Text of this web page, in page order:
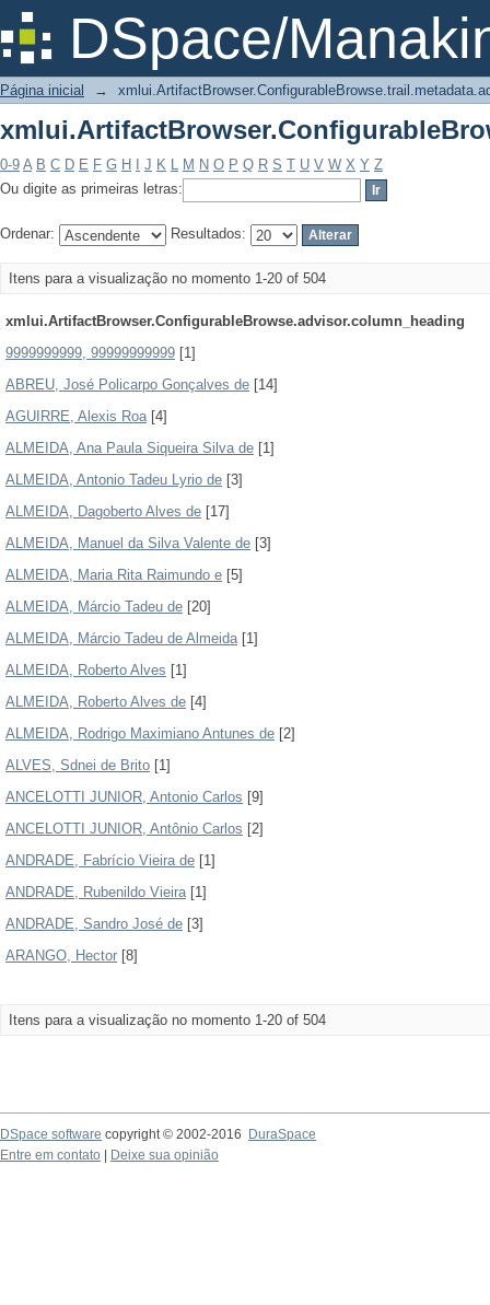
DSpace/
Página inicial →
0-9 A B C D E F G H J K L M N O P Q R S T U V W X Y Z
Ou digite as primeiras letras:
Ordenar: Resultados:
Itens para a visualização no momento 1-20 of 504
xmlui.ArtifactBrowser.ConfigurableBrowse.advisor.column_heading
9999999999, 99999999999 [1]
ABREU, José Policarpo Gonçalves de [14]
AGUIRRE, Alexis Roa[4]
ALMEIDA, Ana Paula Siqueira Silva de [1]
ALMEIDA, Antonio Tadeu Lyrio de [3]
ALMEIDA, Dagoberto Alves de [17]
ALMEIDA, Manuel da Silva Valente de [3]
ALMEIDA, Maria Rita Raimundo e [5]
ALMEIDA, Márcio Tadeu de [20]
ALMEIDA, Márcio Tadeu de Almeida[1]
ALMEIDA, Roberto Alves [1]
ALMEIDA, Roberto Alves de [4]
ALMEIDA, Rodrigo Maximiano Antunes de [2]
ALVES, Sdnei de Brito [1]
ANCELOTTI JUNIOR, Antonio Carlos [9]
ANCELOTTI JUNIOR, Antônio Carlos [2]
ANDRADE, Fabrício Vieira de [1]
ANDRADE, Rubenildo Vieira[1]
ANDRADE, Sandro José de [3]
ARANGO, Hector [8]
Itens para a visualização no momento 1-20 of 504
DSpace software copyright © 2002-2016
DuraSpace
Entre em contato
Deixe sua opinião